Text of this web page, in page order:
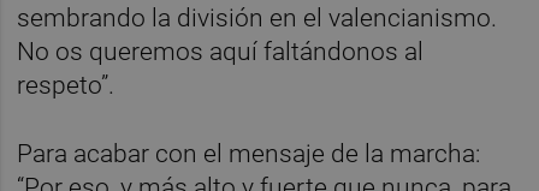
sembrando la división en el valencianismo.
No os queremos aquí faltándonos al
respeto”.
Para acabar con el mensaje de la marcha: